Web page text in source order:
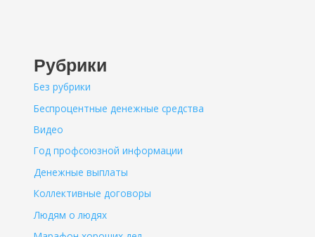
Рубрики
Без рубрики
Беспроцентные денежные средства
Видео
Год профсоюзной информации
Денежные выплаты
Коллективные договоры
Людям о людях